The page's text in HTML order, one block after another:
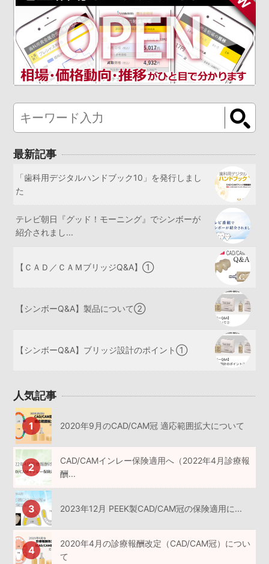
最新記事
「歯科用デジタルハンドブック10」を発行しまし
た
テレビ朝日『グッド！モーニング』でシンボーが
紹介されまし...
【ＣＡＤ／ＣＡＭブリッジQ&A】①
【シンボーQ&A】製品について②
【シンボーQ&A】ブリッジ設計のポイント①
人気記事
2020年9月のCAD/CAM冠 適応範囲拡大について
CAD/CAMインレー保険適用へ（2022年4月診療報
酬...
2023年12月 PEEK製CAD/CAM冠の保険適用に...
2020年4月の診療報酬改定（CAD/CAM冠）につい
て